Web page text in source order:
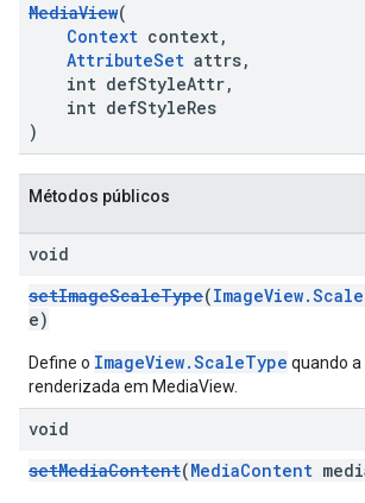
MediaView(
Context context,
AttributeSet attrs,
int defStyleAttr,
int defStyleRes
)
Métodos públicos
void
setImageScaleType(
e)
Define o ImageView.ScaleType quando
renderizada em MediaView.
void
setMediaContent(MediaContent